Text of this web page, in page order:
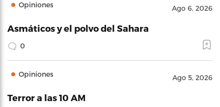
Opiniones Ago 6, 2026
Asmáticos y el polvo del Sahara
0
Opiniones Ago 5, 2026
Terror a las 10 AM